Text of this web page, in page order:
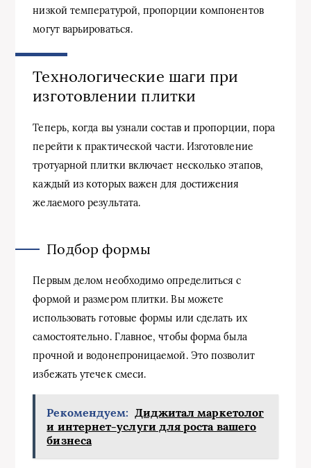
низкой температурой, пропорции компонентов
могут варьироваться.
Технологические шаги при
изготовлении плитки
Теперь, когда вы узнали состав и пропорции, пора
перейти к практической части. Изготовление
тротуарной плитки включает несколько этапов,
каждый из которых важен для достижения
желаемого результата.
Подбор формы
Первым делом необходимо определиться с
формой и размером плитки. Вы можете
использовать готовые формы или сделать их
самостоятельно. Главное, чтобы форма была
прочной и водонепроницаемой. Это позволит
избежать утечек смеси.
Рекомендуем: Диджитал маркетолог
и интернет-услуги для роста вашего
бизнеса